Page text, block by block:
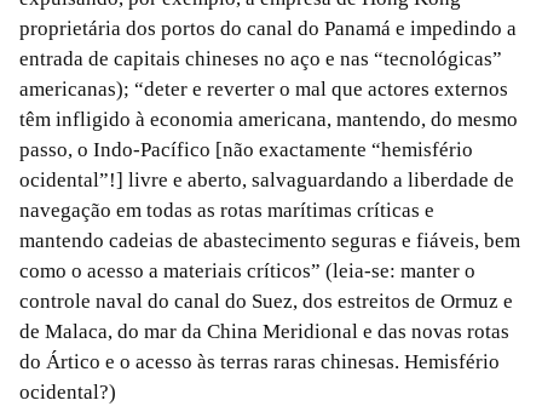
proprietária dos portos do canal do Panamá e impedindo a
entrada de capitais chineses no aço e nas “tecnológicas”
americanas); “deter e reverter o mal que actores externos
têm infligido à economia americana, mantendo, do mesmo
passo, o Indo-Pacífico [não exactamente “hemisfério
ocidental”!] livre e aberto, salvaguardando a liberdade de
navegação em todas as rotas marítimas críticas e
mantendo cadeias de abastecimento seguras e fiáveis, bem
como o acesso a materiais críticos” (leia-se: manter o
controle naval do canal do Suez, dos estreitos de Ormuz e
de Malaca, do mar da China Meridional e das novas rotas
do Ártico e o acesso às terras raras chinesas. Hemisfério
ocidental?)